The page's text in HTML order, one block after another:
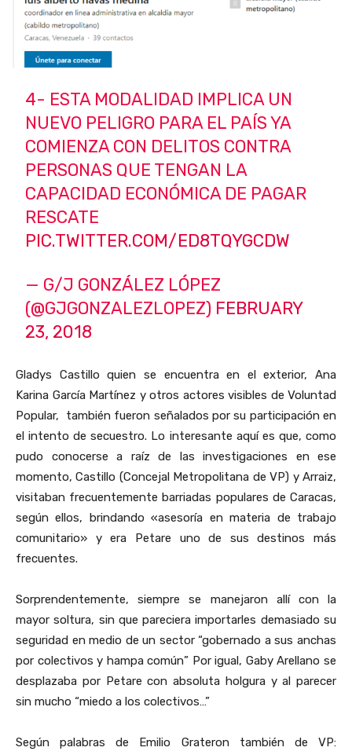
4- ESTA MODALIDAD IMPLICA UN
NUEVO PELIGRO PARA EL PAÍS YA
COMIENZA CON DELITOS CONTRA
PERSONAS QUE TENGAN LA
CAPACIDAD ECONÓMICA DE PAGAR
RESCATE
PIC.TWITTER.COM/ED8TQYGCDW
— G/J GONZÁLEZ LÓPEZ
(@GJGONZALEZLOPEZ) FEBRUARY
23, 2018
Gladys Castillo quien se encuentra en el exterior, Ana
Karina García Martínez y otros actores visibles de Voluntad
Popular, también fueron señalados por su participación en
el intento de secuestro. Lo interesante aquí es que, como
pudo conocerse a raíz de las investigaciones en ese
momento, Castillo (Concejal Metropolitana de VP) y Arraiz,
visitaban frecuentemente barriadas populares de Caracas,
según ellos, brindando «asesoría en materia de trabajo
comunitario» y era Petare uno de sus destinos más
frecuentes.
Sorprendentemente, siempre se manejaron allí con la
mayor soltura, sin que pareciera importarles demasiado su
seguridad en medio de un sector “gobernado a sus anchas
por colectivos y hampa común” Por igual, Gaby Arellano se
desplazaba por Petare con absoluta holgura y al parecer
sin mucho “miedo a los colectivos…”
Según palabras de Emilio Grateron también de VP: